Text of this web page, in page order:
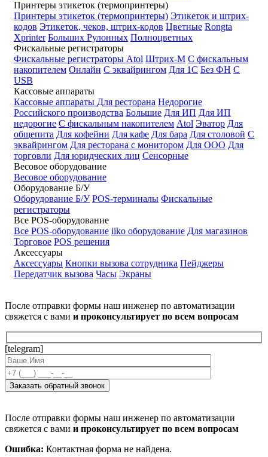
Принтеры этикеток (термопринтеры)
Принтеры этикеток (термопринтеры) Этикеток и штрих-
кодов Этикеток, чеков, штрих-кодов Цветные Rongta
Xprinter Больших Рулонных Полноцветных
Фискальные регистраторы
Фискальные регистраторы Atol Штрих-М С фискальным
накопителем Онлайн С эквайрингом Для 1С Без ФН С
USB
Кассовые аппараты
Кассовые аппараты Для ресторана Недорогие
Российского производства Большие Для ИП Для ИП
недорогие С фискальным накопителем Atol Эватор Для
общепита Для кофейни Для кафе Для бара Для столовой С
эквайрингом Для ресторана с монитором Для ООО Для
торговли Для юридческих лиц Сенсорные
Весовое оборудование
Весовое оборудование
Оборудование Б/У
Оборудование Б/У POS-терминалы Фискальные
регистраторы
Все POS-оборудование
Все POS-оборудование iiko оборудование Для магазинов
Торговое POS решения
Аксессуары
Аксессуары Кнопки вызова сотрудника Пейджеры
Передатчик вызова Часы Экраны
После отправки формы наш инженер по автоматизации
свяжется с вами и проконсультирует по всем вопросам
[telegram]
После отправки формы наш инженер по автоматизации
свяжется с вами и проконсультирует по всем вопросам
Ошибка: Контактная форма не найдена.